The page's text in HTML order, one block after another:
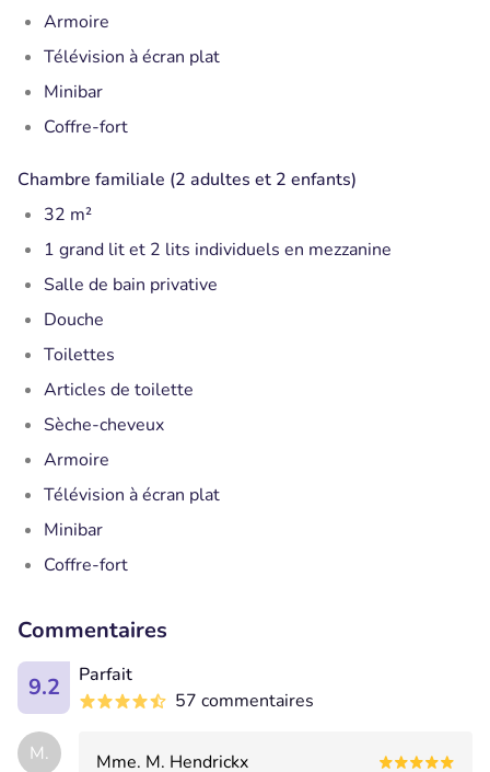
Armoire
Télévision à écran plat
Minibar
Coffre-fort
Chambre familiale (2 adultes et 2 enfants)
32 m²
1 grand lit et 2 lits individuels en mezzanine
Salle de bain privative
Douche
Toilettes
Articles de toilette
Sèche-cheveux
Armoire
Télévision à écran plat
Minibar
Coffre-fort
Commentaires
9.2
Parfait
57 commentaires
M. Mme. M. Hendrickx